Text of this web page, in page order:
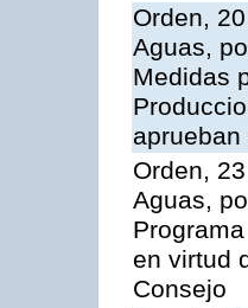
Orden,
Aguas,
Medidas
Orden,
Aguas,
en virtud
Consejo